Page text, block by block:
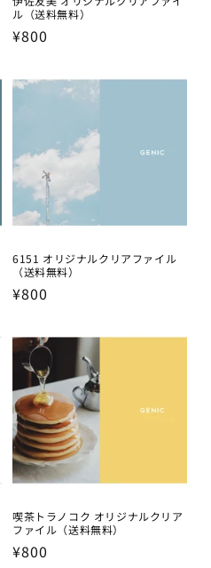
ル（送料無料）
Regular
¥800
6151 オリジナルクリアファイル
（送料無料）
Regular
¥800
喫茶トラノコク オリジナルクリア
ファイル（送料無料）
Regular
¥800